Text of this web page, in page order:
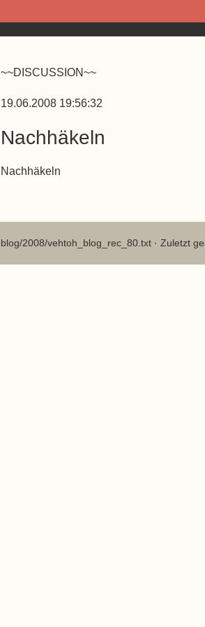
~~DISCUSSION~~
19.06.2008 19:56:32
Nachhäkeln
Nachhäkeln
blog/2008/vehtoh_blog_rec_80.txt · Zuletzt